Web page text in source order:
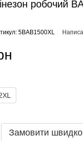
робочий
5BAB1500XL
Замовити швидко